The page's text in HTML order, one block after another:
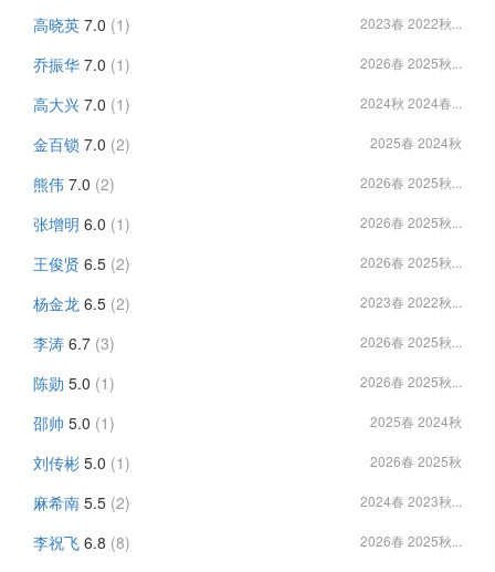
高晓英 7.0 (1) 2023春 2022秋...
乔振华 7.0 (1) 2026春 2025秋...
高大兴 7.0 (1) 2024秋 2024春...
金百锁 7.0 (2) 2025春 2024秋
熊伟 7.0 (2) 2026春 2025秋...
张增明 6.0 (1) 2026春 2025秋...
王俊贤 6.5 (2) 2026春 2025秋...
杨金龙 6.5 (2) 2023春 2022秋...
李涛 6.7 (3) 2026春 2025秋...
陈勋 5.0 (1) 2026春 2025秋...
邵帅 5.0 (1) 2025春 2024秋
刘传彬 5.0 (1) 2026春 2025秋
麻希南 5.5 (2) 2024春 2023秋...
李祝飞 6.8 (8) 2026春 2025秋...